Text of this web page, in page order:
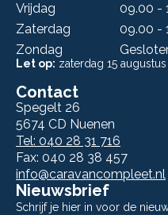
Vrijdag
Zaterdag
Zondag
09.00 -
09.00 -
Let op: zaterdag 15
Contact
Spegelt 26
5674 CD Nuenen
Tel: 040 28 31 716
Fax: 040 28 38 457
info@caravancompleet.nl
Nieuwsbrief
Schrijf je hier in voor de